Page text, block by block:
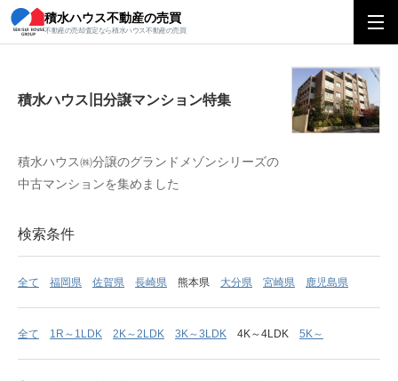
積水ハウス不動産の売買
不動産の売却査定なら積水ハウス不動産の売買
積水ハウス旧分譲マンション特集
積水ハウス旧分譲マンション特集
積水ハウス㈱分譲のグランドメゾンシリーズの
中古マンションを集めました
検索条件
全て 福岡県 佐賀県 長崎県 熊本県 大分県 宮崎県 鹿児島県
全て 1R～1LDK 2K～2LDK 3K～3LDK 4K～4LDK 5K～